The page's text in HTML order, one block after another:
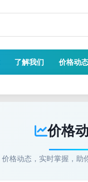
了解我们 价格动态
价格
价格动态，实时掌握，助